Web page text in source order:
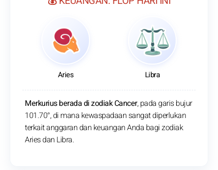
Aries Libra
Merkurius berada di zodiak Cancer, pada garis bujur
101.70°, di mana kewaspadaan sangat diperlukan
terkait anggaran dan keuangan Anda bagi zodiak
Aries dan Libra.